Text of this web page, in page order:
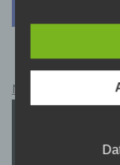
Netflix
Person,
Stelle,
nicht.